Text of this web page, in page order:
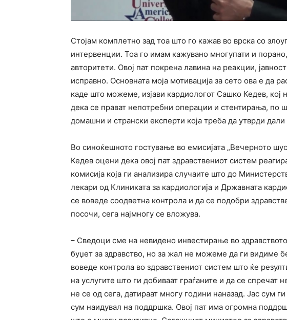
Стојам комплетно зад тоа што го кажав во врска со
интервенции. Тоа го имам кажувано многупати и
авторитети. Овој пат покрена лавина на реакции,
исправно. Основната моја мотивација за сето ова е да
каде што можеме, изјави кардиологот Сашко Кедев, кој
дека се прават непотребни операции и стентирања, по
домашни и странски експерти која треба да утврди
Во синоќешното гостување во емисијата „Вечерното
Кедев оцени дека овој пат здравствениот систем
комисија која ги анализира случаите што до
лекари од Клиниката за кардиологија и Државната
се воведе соодветна контрола и да се подобри
посочи, сега најмногу се вложува.
– Сведоци сме на невидено инвестирање во
буџет за здравство, но за жал не можеме да ги видиме
воведе контрола во здравствениот систем што ќе
на услугите што ги добиваат граѓаните и да се спречат
не се од сега, датираат многу години наназад. Јас сум
сум наидувал на поддршка. Овој пат има огромна